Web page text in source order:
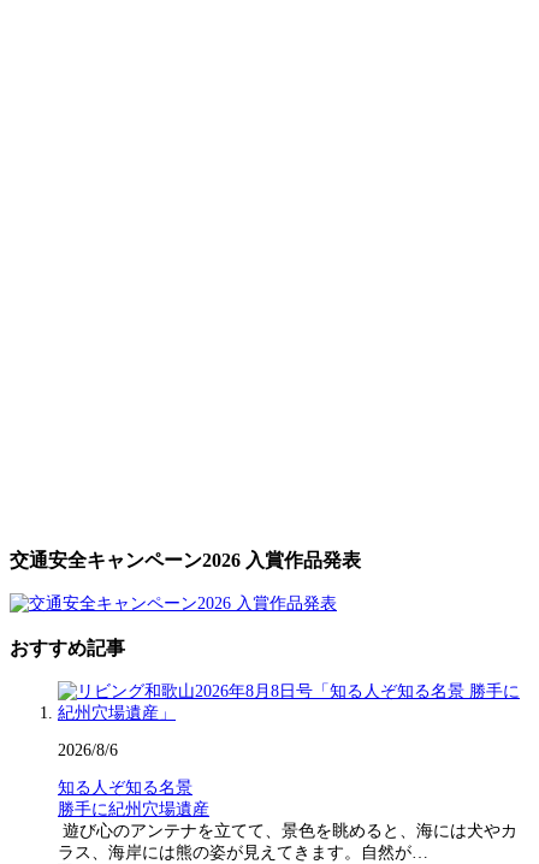
交通安全キャンペーン2026 入賞作品発表
おすすめ記事
2026/8/6
知る人ぞ知る名景
勝手に紀州穴場遺産
遊び心のアンテナを立てて、景色を眺めると、海には犬やカ
ラス、海岸には熊の姿が見えてきます。自然が…